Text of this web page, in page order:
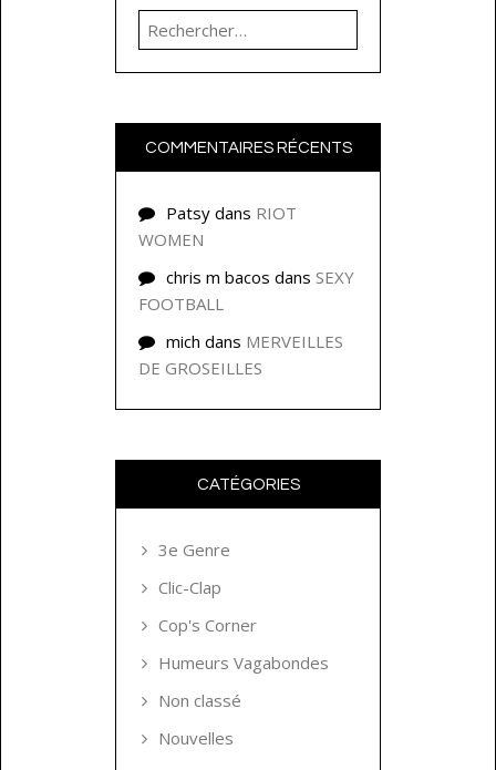
Rechercher :
COMMENTAIRES RÉCENTS
Patsy dans RIOT
WOMEN
chris m bacos dans SEXY
FOOTBALL
mich dans MERVEILLES
DE GROSEILLES
CATÉGORIES
3e Genre
Clic-Clap
Cop's Corner
Humeurs Vagabondes
Non classé
Nouvelles